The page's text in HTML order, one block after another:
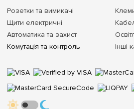
Розетки та вимикачі
Щити електричні
Автоматика та захист
Комутація та контроль
Інші